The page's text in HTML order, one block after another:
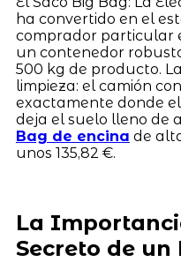
ha convertido en el
comprador particular
un contenedor
500 kg de producto.
limpieza: el camión
exactamente donde
deja el suelo lleno de
Bag de encina de
unos 135,82 €.
La
Secreto de un